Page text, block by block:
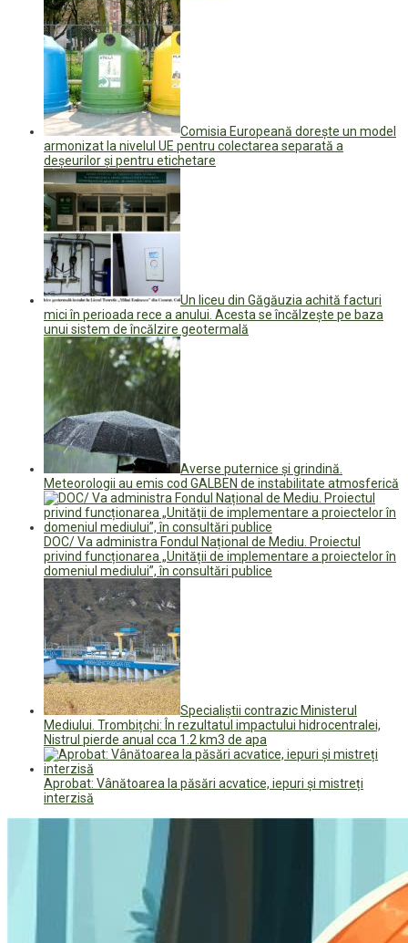
Comisia Europeană doreşte un model
armonizat la nivelul UE pentru colectarea separată a
deşeurilor şi pentru etichetare
Un liceu din Găgăuzia achită facturi
mici în perioada rece a anului. Acesta se încălzește pe baza
unui sistem de încălzire geotermală
Averse puternice și grindină.
Meteorologii au emis cod GALBEN de instabilitate atmosferică
DOC/ Va administra Fondul Național de Mediu. Proiectul
privind funcționarea „Unității de implementare a proiectelor în
domeniul mediului”, în consultări publice
Specialiștii contrazic Ministerul
Mediului. Trombițchi: În rezultatul impactului hidrocentralei,
Nistrul pierde anual cca 1.2 km3 de apa
Aprobat: Vânătoarea la păsări acvatice, iepuri și mistreți
interzisă